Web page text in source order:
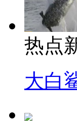
热点
大白